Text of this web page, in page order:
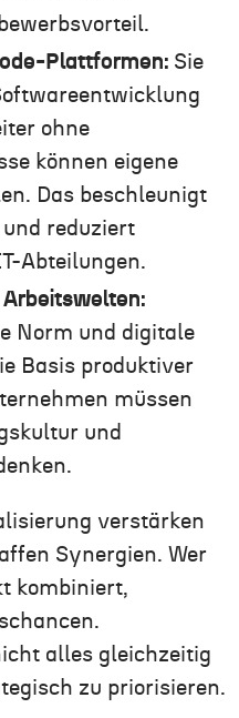
Plattformen: Sie
ohne
können eigene
Das beschleunigt
reduziert
Abteilungen.
Arbeitswelten:
Norm und digitale
Basis produktiver
müssen
und
verstärken
Synergien. Wer
kombiniert,
alles gleichzeitig
zu priorisieren.